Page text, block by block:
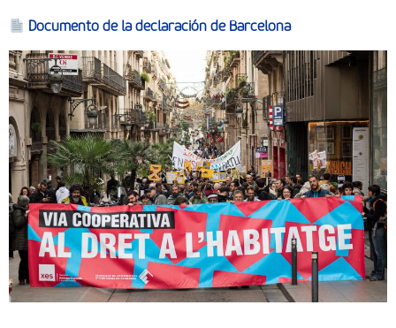
Documento de la declaración de Barcelona